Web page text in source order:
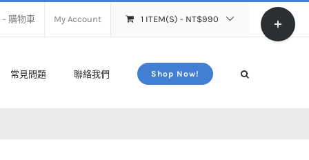
購物車 My Account 1 ITEM(S) - NT$990
常見問題 聯絡我們 Shop Now!
Toggle
Sliding